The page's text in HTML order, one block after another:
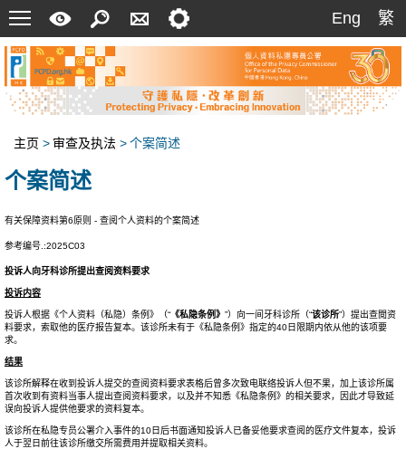
菜
单
速
指
南
索
络
我
定
Eng
繁
繁
主页 > 审查及执法 >个案简述
个案简述
有关保障资料第6原则 - 查阅个人资料的个案简述
参考编号.:2025C03
投诉人向牙科诊所提出查阅资料要求
投诉内容
投诉人根据《个人资料（私隐）条例》（“ 《私隐条例》 ”）向一间牙科诊所（“该诊所”）提出查閲资
料要求，索取他的医疗报告复本。该诊所未有于《私隐条例》指定的40日限期内依从他的该项要
求。
结果
该诊所解释在收到投诉人提交的查阅资料要求表格后曾多次致电联络投诉人但不果，加上该诊所属
首次收到有资料当事人提出查阅资料要求，以及并不知悉《私隐条例》的相关要求，因此才导致延
误向投诉人提供他要求的资料复本。
该诊所在私隐专员公署介入事件的10日后书面通知投诉人已备妥他要求查阅的医疗文件复本，投诉
人于翌日前往该诊所缴交所需费用并提取相关资料。